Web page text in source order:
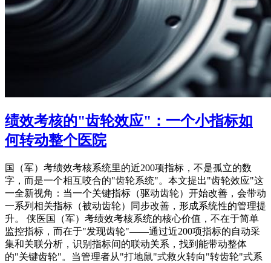
绩效考核的"齿轮效应"：一个小指标如
何转动整个医院
国（军）考绩效考核系统里的近200项指标，不是孤立的数
字，而是一个相互咬合的"齿轮系统"。本文提出"齿轮效应"这
一全新视角：当一个关键指标（驱动齿轮）开始改善，会带动
一系列相关指标（被动齿轮）同步改善，形成系统性的管理提
升。 侠医国（军）考绩效考核系统的核心价值，不在于简单
监控指标，而在于"发现齿轮"——通过近200项指标的自动采
集和关联分析，识别指标间的联动关系，找到能带动整体
的"关键齿轮"。当管理者从"打地鼠"式救火转向"转齿轮"式系